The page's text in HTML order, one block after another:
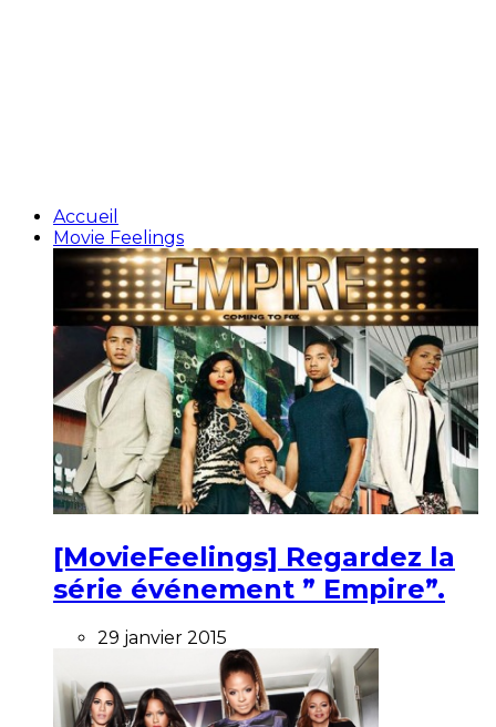
Accueil
Movie Feelings
[MovieFeelings] Regardez la
série événement ” Empire”.
29 janvier 2015